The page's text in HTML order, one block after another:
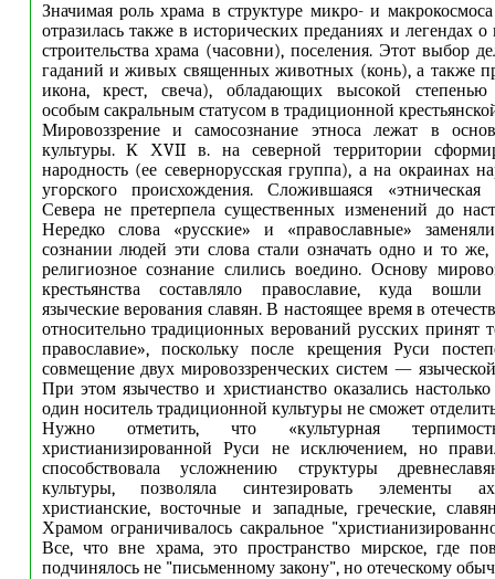
Значимая роль храма в структуре микро- и
отразилась также в исторических преданиях и легендах
строительства храма (часовни), поселения. Этот выбор
гаданий и живых священных животных (конь), а также
икона, крест, свеча), обладающих высокой степенью
особым сакральным статусом в традиционной
Мировоззрение и самосознание этноса лежат в
культуры. К ХVII в. на северной территории
народность (ее севернорусская группа), а на окраинах
угорского происхождения. Сложившаяся «этническая
Севера не претерпела существенных изменений до
Нередко слова «русские» и «православные» заменяли
сознании людей эти слова стали означать одно и то же,
религиозное сознание слились воедино. Основу
крестьянства составляло православие, куда вошли
языческие верования славян. В настоящее время в
относительно традиционных верований русских принят
православие», поскольку после крещения Руси
совмещение двух мировоззренческих систем —
При этом язычество и христианство оказались
один носитель традиционной культуры не сможет
Нужно отметить, что «культурная
христианизированной Руси не исключением, но
способствовала усложнению структуры
культуры, позволяла синтезировать элементы
христианские, восточные и западные, греческие,
Храмом ограничивалось сакральное
Все, что вне храма, это пространство мирское, где
подчинялось не "письменному закону", но отеческому